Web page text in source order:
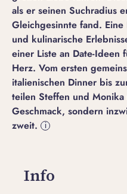
als er seinen Suchradius
Gleichgesinnte fand.
und kulinarische
einer Liste an Date-
Herz. Vom ersten
italienischen Dinner bis
teilen Steffen und
Geschmack, sondern
zweit.
i
Info